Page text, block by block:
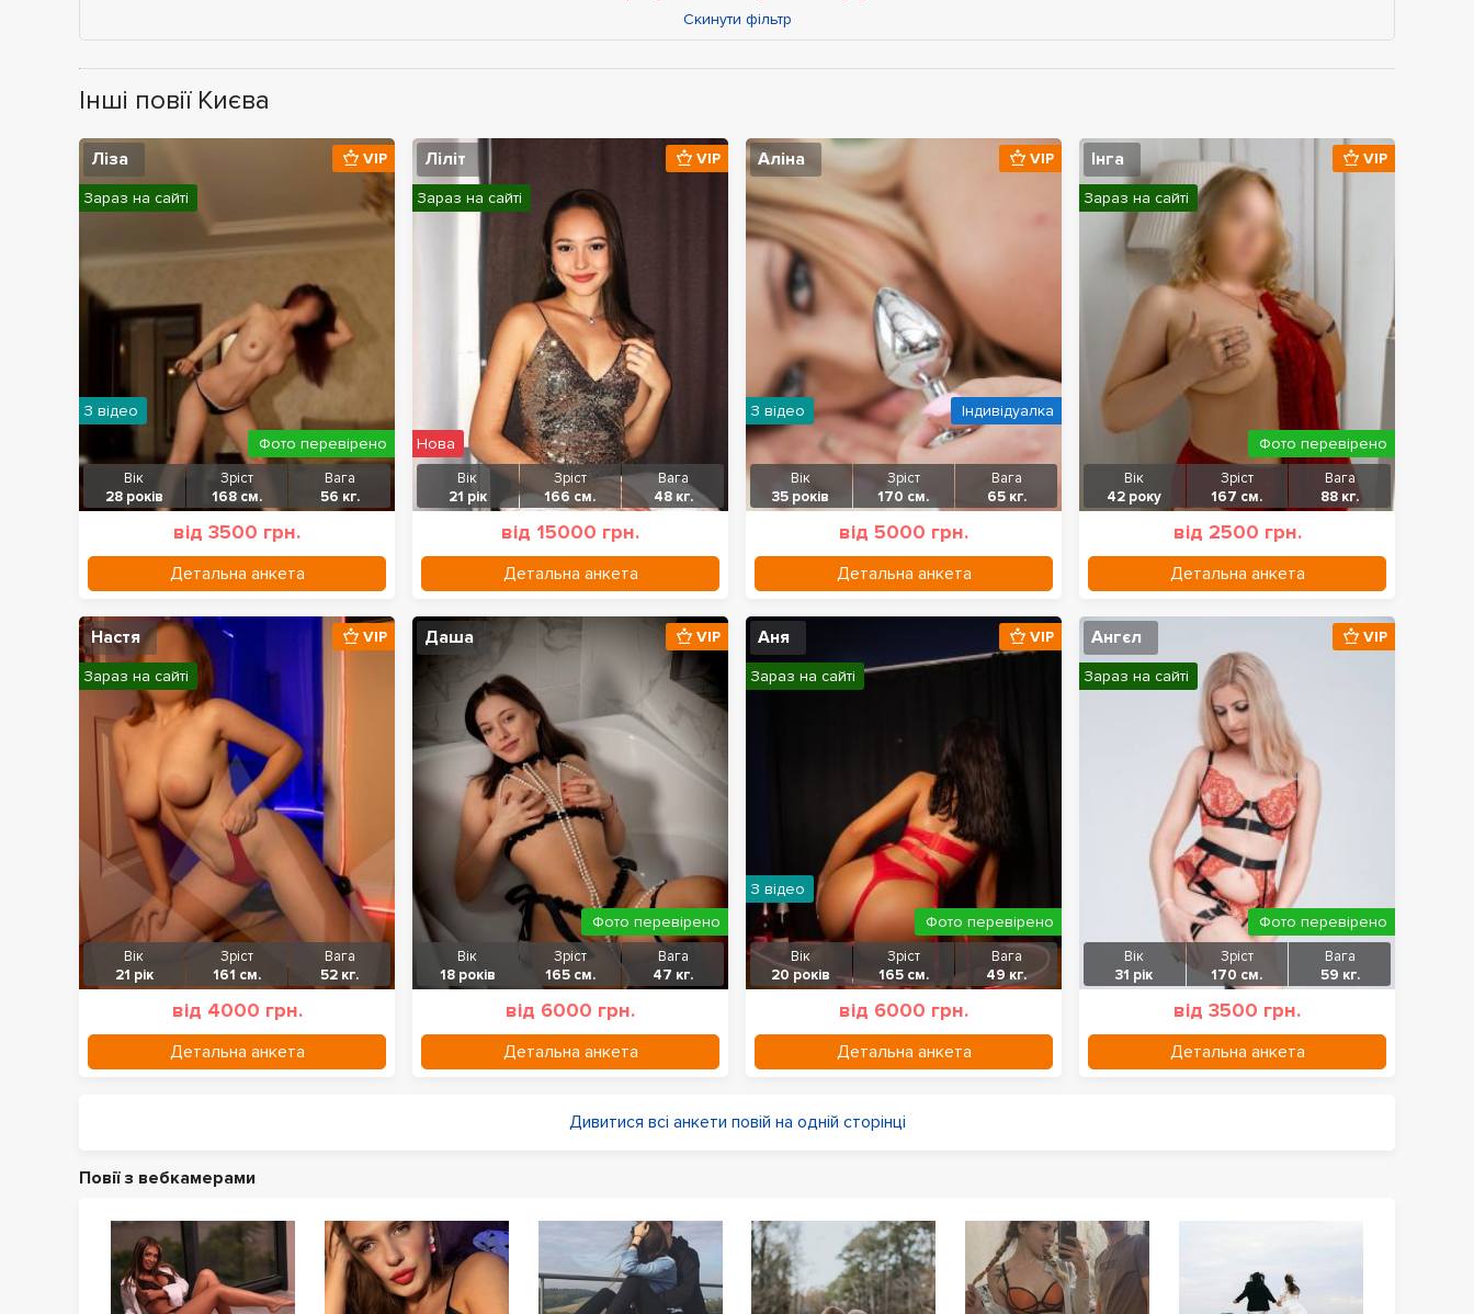
Скинути фільтр
Інші повії Києва
Ліза
Вік
28 років
Зріст
168 см.
Вага
56 кг.
від 3500 грн.
Детальна анкета
VIP
Зараз на сайті
З відео
Фото перевірено
Ліліт
Вік
21 рік
Зріст
166 см.
Вага
48 кг.
від 15000 грн.
Детальна анкета
VIP
Зараз на сайті
Нова
Аліна
Вік
35 років
Зріст
170 см.
Вага
65 кг.
від 5000 грн.
Детальна анкета
VIP
З відео Індивідуалка
Інга
Вік
42 року
Зріст
167 см.
Вага
88 кг.
від 2500 грн.
Детальна анкета
VIP
Зараз на сайті
Фото перевірено
Настя
Вік
21 рік
Зріст
161 см.
Вага
52 кг.
від 4000 грн.
Детальна анкета
VIP
Зараз на сайті
Даша
Вік
18 років
Зріст
165 см.
Вага
47 кг.
від 6000 грн.
Детальна анкета
VIP
Фото перевірено
Аня
Вік
20 років
Зріст
165 см.
Вага
49 кг.
від 6000 грн.
Детальна анкета
VIP
Зараз на сайті
З відео
Фото перевірено
Ангєл
Вік
31 рік
Зріст
170 см.
Вага
59 кг.
від 3500 грн.
Детальна анкета
VIP
Зараз на сайті
Фото перевірено
Дивитися всі анкети повій на одній сторінці
Повії з вебкамерами